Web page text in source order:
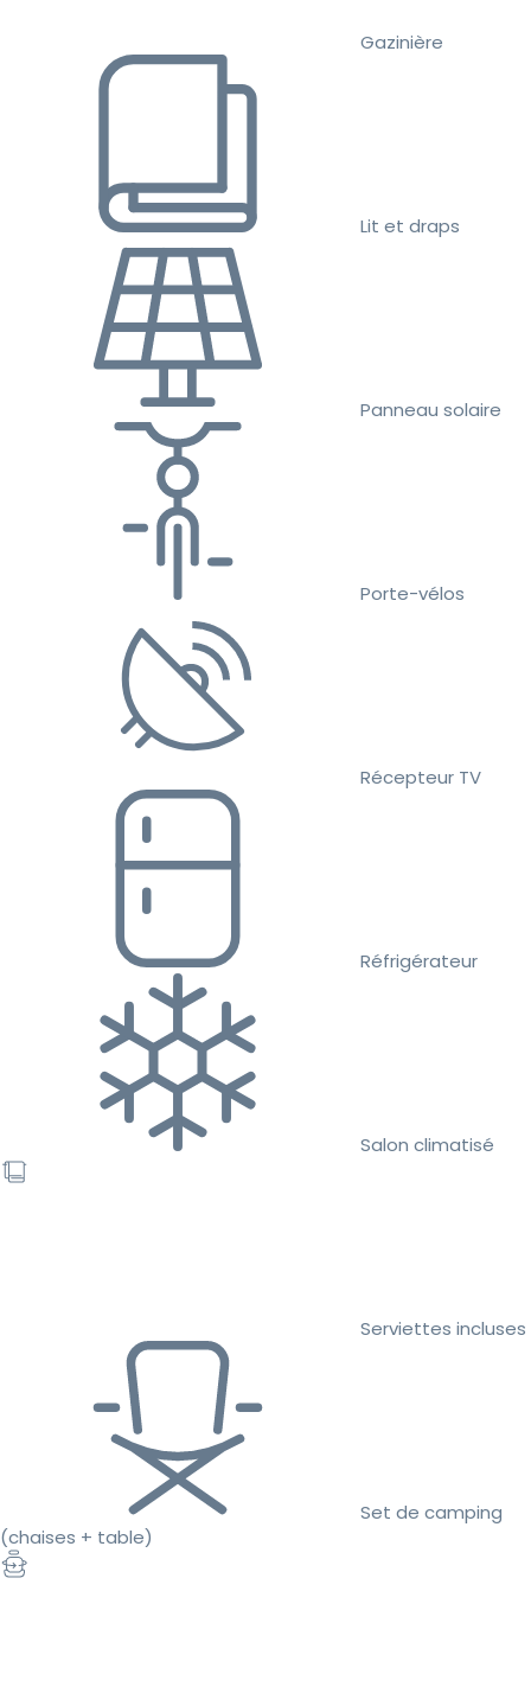
Gazinière
Lit et draps
Panneau solaire
Porte-vélos
Récepteur TV
Réfrigérateur
Salon climatisé
Serviettes incluses
Set de camping
(chaises + table)